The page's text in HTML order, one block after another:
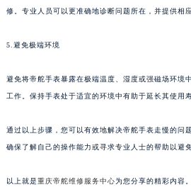
修。专业人员可以更准确地诊断问题所在，并提供相
5.避免极端环境
避免将帝舵手表暴露在极端温度、湿度或强磁场环境
工作。保持手表处于适宜的环境中有助于延长其使用
通过以上步骤，您可以有效地解决帝舵手表走慢的问
确保了解自己的操作能力或寻求专业人士的帮助以避
以上就是重庆帝舵维修服务中心为您分享的精彩内容